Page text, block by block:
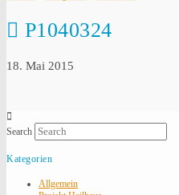
P1040324
18. Mai 2015
Search
Kategorien
Allgemein